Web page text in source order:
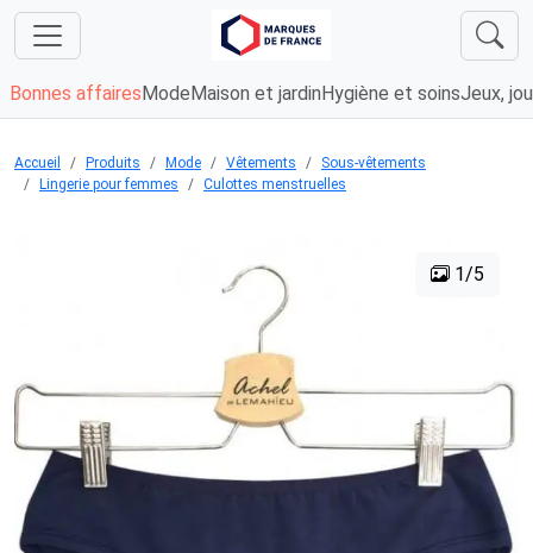
Bonnes affaires Mode Maison et jardin Hygiène et soinsJeux,
Accueil Produits Mode Vêtements
Sous-vêtements
Lingerie pour femmes
Culottes menstruelles
1/5